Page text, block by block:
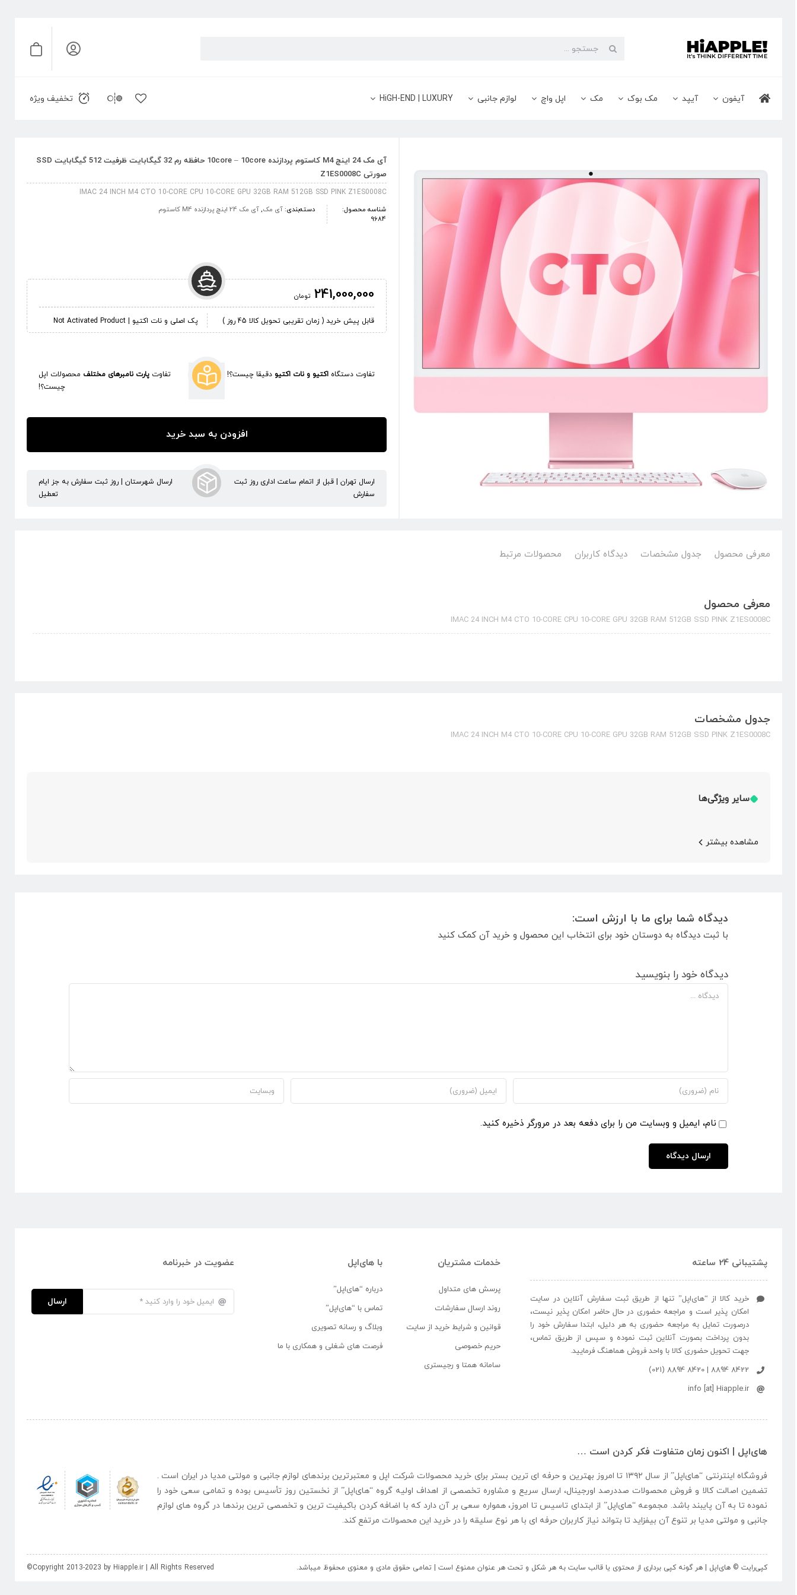
content
جستجو
آیفون آیپد مک بوک مک اپل واچ لوازم جانبی HiGH-END | LUXURY تخفیف ویژه
آی مک 24 اینچ M4 کاستوم پردازنده 10core – 10core حافظه رم 32 گیگابایت ظرفیت 512 گیگابایت SSD
صورتی Z1ES0008C
IMAC 24 INCH M4 CTO 10-CORE CPU 10-CORE GPU 32GB RAM 512GB SSD PINK Z1ES0008C
شناسه محصول:
9684
دسته‌بندی:آی‎ مک ,آی مک 24 اینچ پردازنده M4 کاستوم
241,000,000 تومان
قابل پیش خرید ( زمان تقریبی تحویل کالا 45 روز ) پک اصلی و نات اکتیو | Not Activated Product
تفاوت دستگاه اکتیو و نات اکتیو دقیقا چیست؟! تفاوت پارت نامبرهای مختلف محصولات اپل
چیست؟!
افزودن به سبد خرید
ارسال تهران | قبل از اتمام ساعت اداری روز ثبت
سفارش
ارسال شهرستان | روز ثبت سفارش به جز ایام
تعطیل
معرفی محصول جدول مشخصات دیدگاه کاربران محصولات مرتبط
معرفی محصول
IMAC 24 INCH M4 CTO 10-CORE CPU 10-CORE GPU 32GB RAM 512GB SSD PINK Z1ES0008C
جدول مشخصات
IMAC 24 INCH M4 CTO 10-CORE CPU 10-CORE GPU 32GB RAM 512GB SSD PINK Z1ES0008C
سایر ویژگی‌ها
مشاهده بیشتر
دیدگاه شما برای ما با ارزش است:
با ثبت دیدگاه به دوستان خود برای انتخاب این محصول و خرید آن کمک کنید
دیدگاه خود را بنویسید
دیدگاه
نام، ایمیل و وبسایت من را برای دفعه بعد در مرورگر ذخیره کنید.
پشتیبانی 24 ساعته
خرید کالا از “های‌اپل” تنها از طریق ثبت سفارش آنلاین در سایت
امکان پذیر است و مراجعه حضوری در حال حاضر امکان پذیر نیست،
درصورت تمایل به مراجعه حضوری به هر دلیل، ابتدا سفارش خود را
بدون پرداخت بصورت آنلاین ثبت نموده و سپس از طریق تماس،
جهت تحویل حضوری کالا با واحد فروش هماهنگ فرمایید.
8422 8894 | 8420 8894 (021)
info [at] Hiapple.ir
خدمات مشتریان
پرسش های متداول
روند ارسال سفارشات
قوانین و شرایط خرید از سایت
حریم خصوصی
سامانه همتا و رجیستری
با های‌اپل
درباره “های‌اپل”
تماس با “های‌اپل”
وبلاگ و رسانه تصویری
فرصت های شغلی و همکاری با ما
عضویت در خبرنامه
ارسال
های‌اپل | اکنون زمان متفاوت فکر کردن است …
فروشگاه اینترنتی “های‌اپل
” از سال ۱۳۹۲ تا امروز بهترین و حرفه ای ترین بستر برای خرید محصولات شرکت اپل و معتبرترین برندهای لوازم جانبی و مولتی مدیا در ایران است .
تضمین اصالت کالا و فروش محصولات صددرصد اورجینال، ارسال سریع و مشاوره تخصصی از اهداف اولیه گروه “های‌اپل” از نخستین روز تأسیس بوده و تمامی سعی خود را
نموده تا به آن پایبند باشد. مجموعه “های‌اپل” از ابتدای تاسیس تا امروز، همواره سعی بر آن دارد که با اضافه کردن باکیفیت ترین و تخصصی ترین برندها در گروه های لوازم
جانبی و مولتی مدیا بر تنوع آن بیفزاید تا بتواند نیاز کاربران حرفه ای با هر نوع سلیقه را در خرید این محصولات مرتفع کند.
کپی‌رایت © های‌اپل | هر گونه کپی برداری از محتوی یا قالب سایت به هر شکل و تحت هر عنوان ممنوع است | تمامی حقوق مادی و معنوی محفوظ میباشد. ©Copyright 2013-2023 by Hiapple.ir | All Rights Reserved